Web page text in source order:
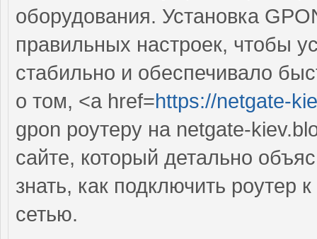
оборудования. Установка
правильных настроек, чтобы
стабильно и обеспечивало
о том, <a href=https://netgate-
gpon роутеру на netgate-
сайте, который детально
знать, как подключить роутер
сетью.